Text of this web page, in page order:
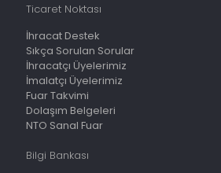
Ticaret Noktası
İhracat Destek
Sıkça Sorulan Sorular
İhracatçı Üyelerimiz
İmalatçı Üyelerimiz
Fuar Takvimi
Dolaşım Belgeleri
NTO Sanal Fuar
Bilgi Bankası